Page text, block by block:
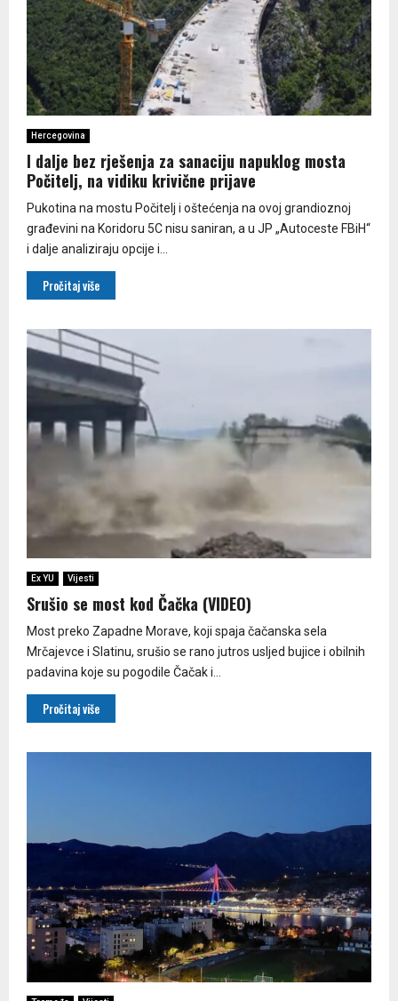
Hercegovina
I dalje bez rješenja za sanaciju napuklog mosta
Počitelj, na vidiku krivične prijave
Pukotina na mostu Počitelj i oštećenja na ovoj grandioznoj
građevini na Koridoru 5C nisu saniran, a u JP „Autoceste FBiH“
i dalje analiziraju opcije i...
Pročitaj više
Ex YU Vijesti
Srušio se most kod Čačka (VIDEO)
Most preko Zapadne Morave, koji spaja čačanska sela
Mrčajevce i Slatinu, srušio se rano jutros usljed bujice i obilnih
padavina koje su pogodile Čačak i...
Pročitaj više